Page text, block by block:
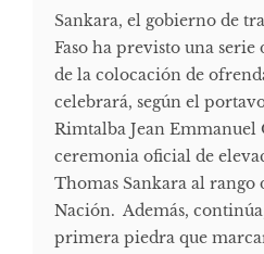
Sankara, el gobierno de
Faso ha previsto una serie
de la colocación de
celebrará, según el
Rimtalba Jean Emmanuel
ceremonia oficial de
Thomas Sankara al rango
Nación. Además,
primera piedra que